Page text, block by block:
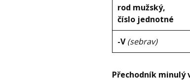
rod mužský,
číslo jednotné
-V (sebrav)
Přechodník minulý